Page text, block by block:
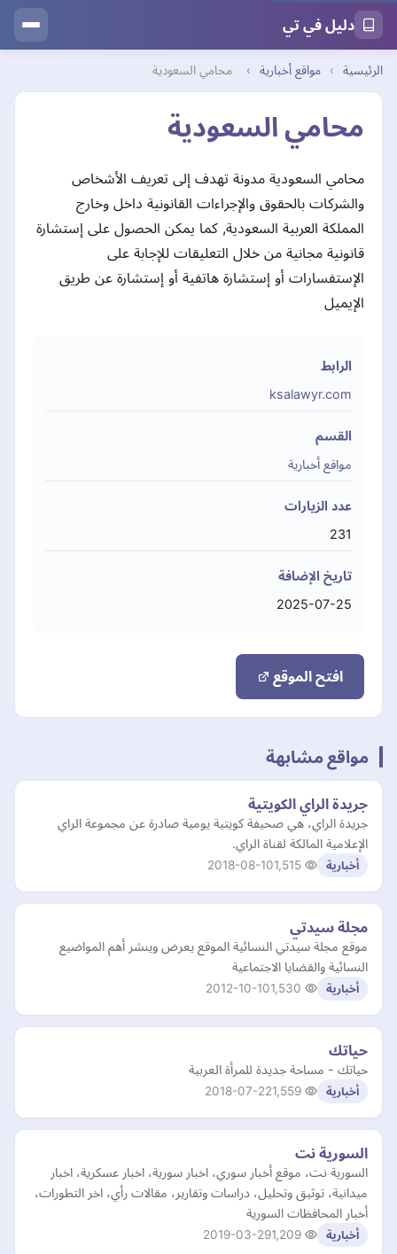
دليل في تي
الرئيسية › مواقع أخبارية › محامي السعودية
محامي السعودية
محامي السعودية مدونة تهدف إلى تعريف الأشخاص
والشركات بالحقوق والإجراءات القانونية داخل وخارج
المملكة العربية السعودية, كما يمكن الحصول على إستشارة
قانونية مجانية من خلال التعليقات للإجابة على
الإستفسارات أو إستشارة هاتفية أو إستشارة عن طريق
الإيميل
الرابط
ksalawyr.com
القسم
مواقع أخبارية
عدد الزيارات
231
تاريخ الإضافة
2025-07-25
افتح الموقع
مواقع مشابهة
جريدة الراي الكويتية
جريدة الراي، هي صحيفة كويتية يومية صادرة عن مجموعة الراي
الإعلامية المالكة لقناة الراي.
أخبارية 2018-08-10
مجلة سيدتي
موقع مجلة سيدتي النسائية الموقع يعرض وينشر أهم المواضيع
النسائية والقضايا الاجتماعية
أخبارية 2012-10-10
حياتك
حياتك - مساحة جديدة للمرأة العربية
أخبارية 2018-07-22
السورية نت
السورية نت، موقع أخبار سوري، اخبار سورية، اخبار عسكرية، اخبار
ميدانية، توثيق وتحليل، دراسات وتقارير، مقالات رأي، اخر التطورات،
أخبار المحافظات السورية
أخبارية 2019-03-29